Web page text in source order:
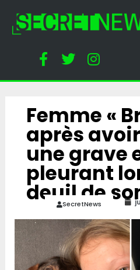
Femme «
après
une grave
pleurant
deuil de
SecretNews